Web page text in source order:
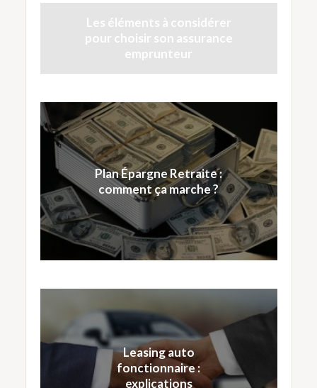
Les éléments à considérer
pour choisir son assurance
emprunteur
Plan Épargne Retraite :
comment ça marche ?
Leasing auto
fonctionnaire :
explications